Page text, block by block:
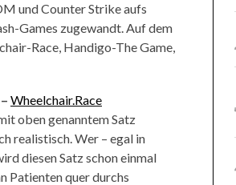
und Counter Strike aufs
Games zugewandt. Auf dem
Race, Handigo-The Game,
Wheelchair.Race
oben genanntem Satz
realistisch. Wer – egal in
diesen Satz schon einmal
Patienten quer durchs